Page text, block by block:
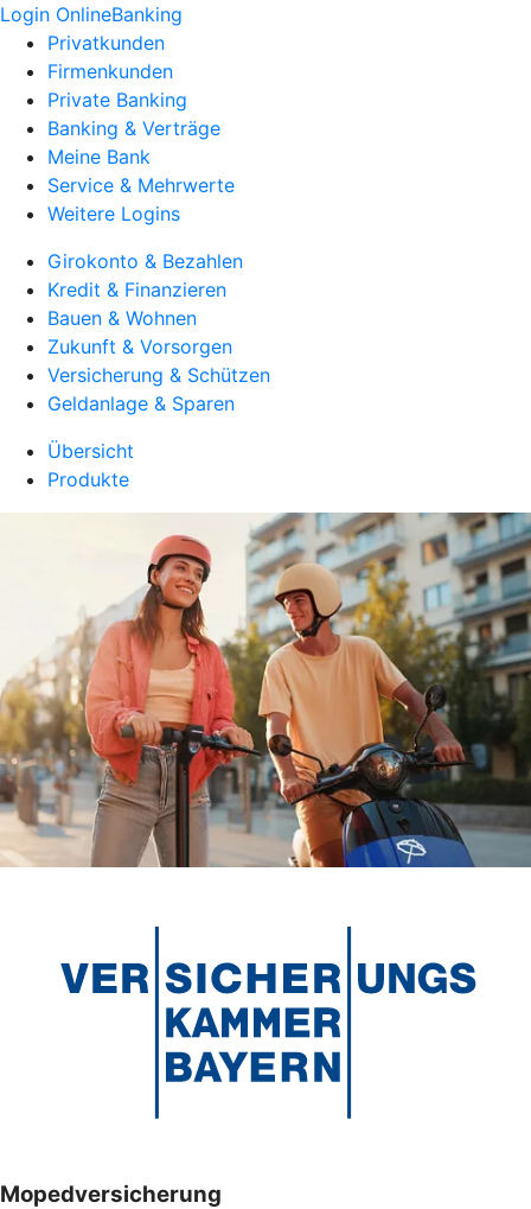
Login OnlineBanking
Privatkunden
Firmenkunden
Private Banking
Banking & Verträge
Meine Bank
Service & Mehrwerte
Weitere Logins
Girokonto & Bezahlen
Kredit & Finanzieren
Bauen & Wohnen
Zukunft & Vorsorgen
Versicherung & Schützen
Geldanlage & Sparen
Übersicht
Produkte
Mopedversicherung